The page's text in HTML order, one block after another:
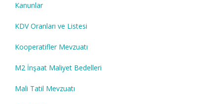
Kanunlar
KDV Oranları ve Listesi
Kooperatifler Mevzuatı
M2 İnşaat Maliyet Bedelleri
Mali Tatil Mevzuatı